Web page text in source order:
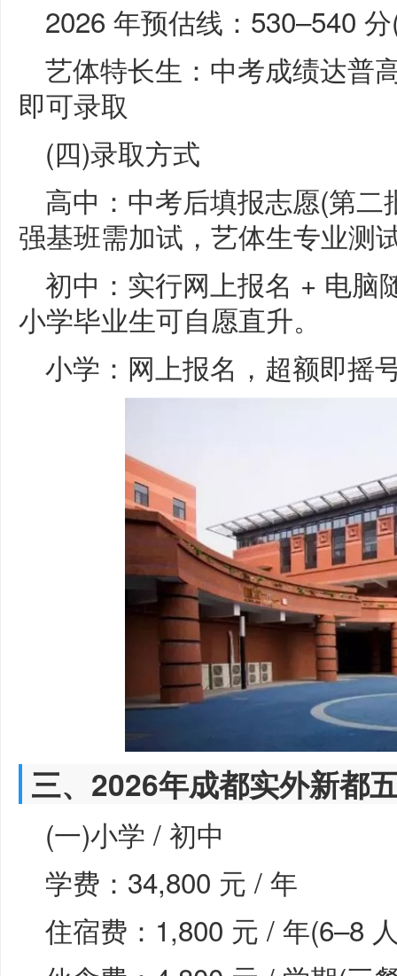
2026 年预估线：530–540
艺体特长生：中考成绩达普
即可录取
(四)录取方式
高中：中考后填报志愿(第
强基班需加试，艺体生专业测
初中：实行网上报名 + 电脑
小学毕业生可自愿直升。
小学：网上报名，超额即摇
三、2026年成都实外新都
(一)小学 / 初中
学费：34,800 元 / 年
住宿费：1,800 元 / 年(6–8